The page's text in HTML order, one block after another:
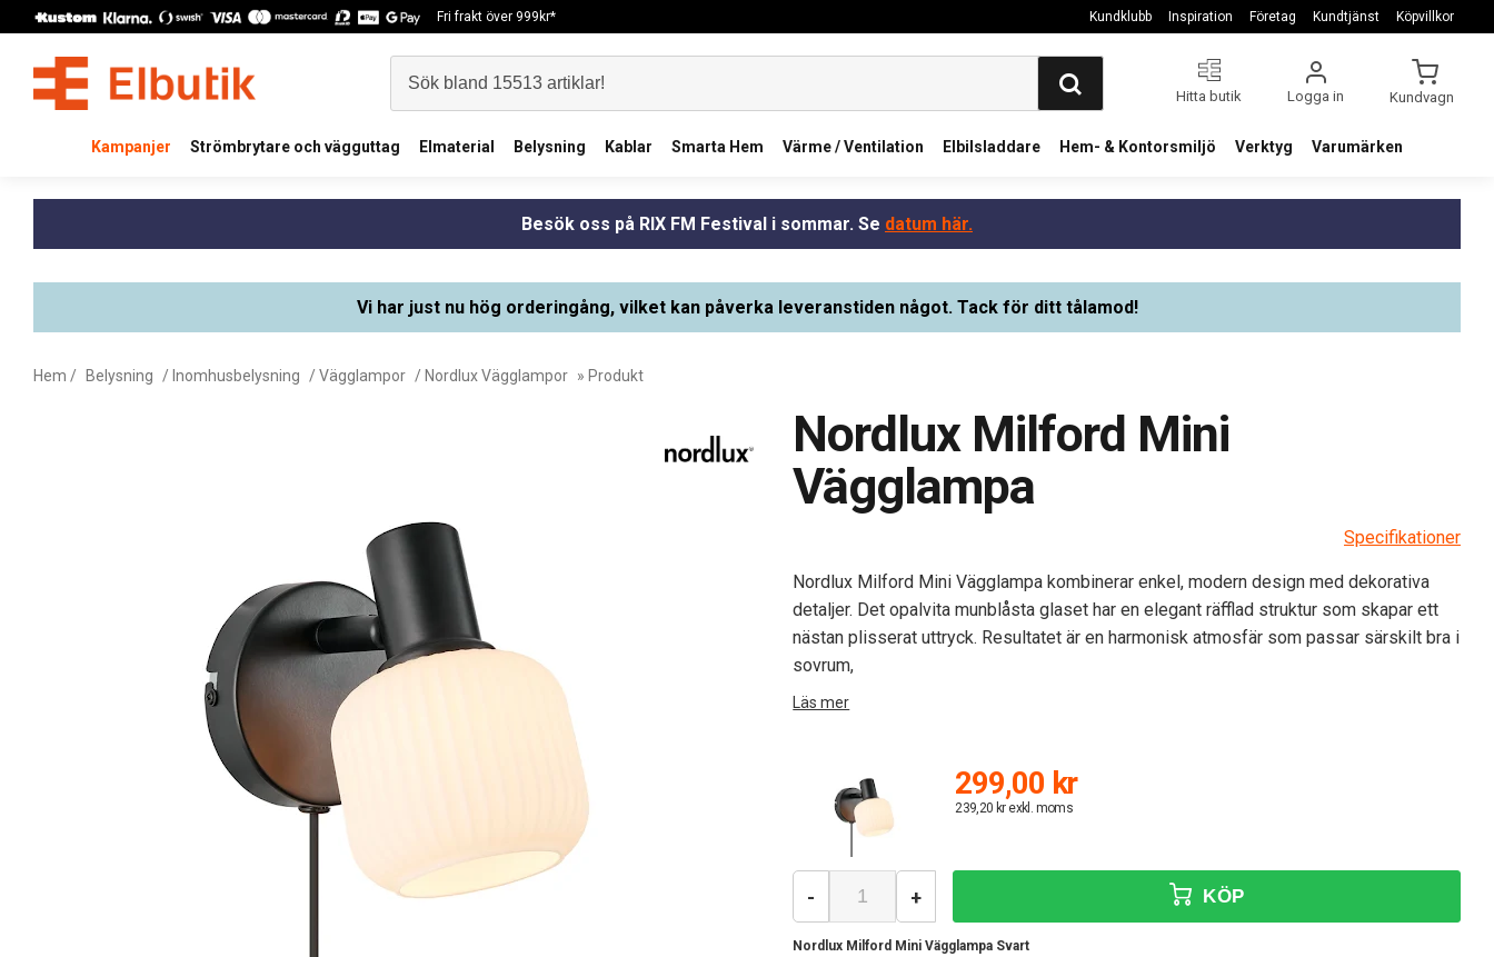
Fri frakt över 999kr* Kundklubb Inspiration Företag Kundtjänst Köpvillkor
Hitta butik Logga in Kundvagn
Kampanjer Strömbrytare och vägguttag Elmaterial Belysning Kablar Smarta Hem Värme / Ventilation Elbilsladdare Hem- & Kontorsmiljö Verktyg Varumärken
Besök oss på RIX FM Festival i sommar. Se datum här.
Vi har just nu hög orderingång, vilket kan påverka leveranstiden något. Tack för ditt tålamod!
Hem / Belysning / Inomhusbelysning /Vägglampor / Nordlux Vägglampor » Produkt
Nordlux Milford Mini
Vägglampa
Specifikationer
Nordlux Milford Mini Vägglampa kombinerar enkel, modern design med dekorativa
detaljer. Det opalvita munblåsta glaset har en elegant räfflad struktur som skapar ett
nästan plisserat uttryck. Resultatet är en harmonisk atmosfär som passar särskilt bra i
sovrum,
Läs mer
299,00 kr
239,20 kr exkl. moms
Nordlux Milford Mini Vägglampa Svart
- + KÖP